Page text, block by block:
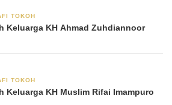
TOKOH
Keluarga KH Ahmad Zuhdiannoor
TOKOH
Keluarga KH Muslim Rifai Imampuro